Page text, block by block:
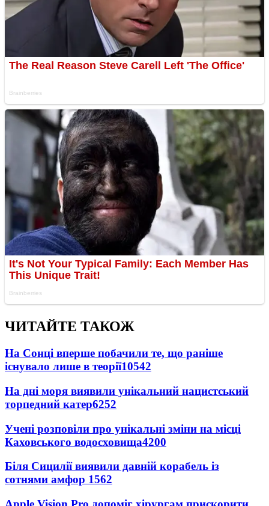
ЧИТАЙТЕ ТАКОЖ
На Сонці вперше побачили те, що раніше
існувало лише в теорії10542
На дні моря виявили унікальний нацистський
торпедний катер6252
Учені розповіли про унікальні зміни на місці
Каховського водосховища4200
Біля Сицилії виявили давній корабель із
сотнями амфор 1562